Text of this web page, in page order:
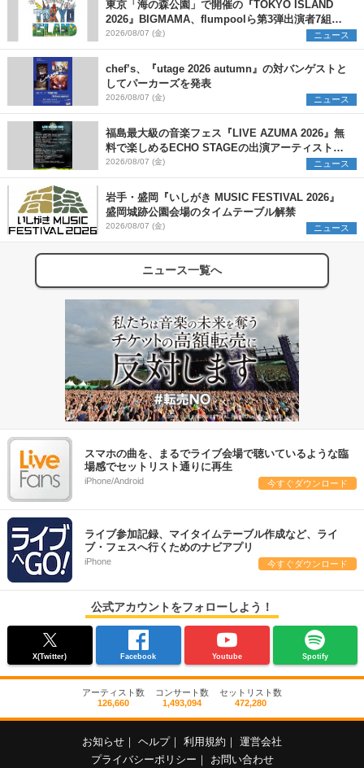
東京「海の森公園」で開催の『TOKYO ISLAND
2026』BIGMAMA、flumpoolら第3弾出演者7組を
発表 ワークショップ・アート出展者を募集
2026/08/07 (金) ニュース
chef’s、『utage 2026 autumn』の対バンゲストと
してパーカーズを発表
2026/08/07 (金) ニュース
福島最大級の音楽フェス『LIVE AZUMA 2026』無
料で楽しめるECHO STAGEの出演アーティストを
発表
2026/08/07 (金) ニュース
岩手・盛岡『いしがき MUSIC FESTIVAL 2026』
盛岡城跡公園会場のタイムテーブル解禁
2026/08/07 (金) ニュース
ニュース一覧へ
スマホの曲を、まるでライブ会場で聴いているような臨
場感でセットリスト通りに再生
iPhone/Android 今すぐダウンロード
ライブ参加記録、マイタイムテーブル作成など、ライ
ブ・フェスへ行くためのナビアプリ
iPhone 今すぐダウンロード
公式アカウントをフォローしよう！
X(Twitter) Facebook Youtube Spotify
アーティスト数
126,660
コンサート数
1,493,094
セットリスト数
472,280
お知らせ ｜ ヘルプ｜ 利用規約 ｜ 運営会社
プライバシーポリシー ｜ お問い合わせ